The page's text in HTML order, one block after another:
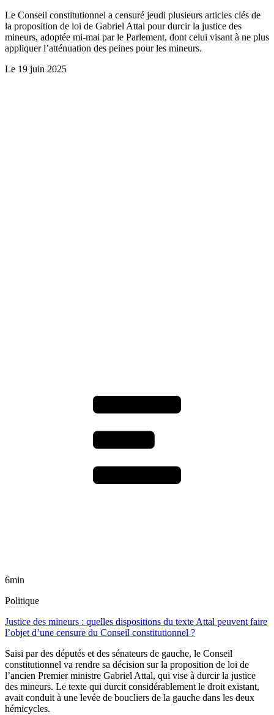
Le Conseil constitutionnel a censuré jeudi plusieurs articles clés de
la proposition de loi de Gabriel Attal pour durcir la justice des
mineurs, adoptée mi-mai par le Parlement, dont celui visant à ne plus
appliquer l’atténuation des peines pour les mineurs.
Le 19 juin 2025
6min
Politique
Justice des mineurs : quelles dispositions du texte Attal peuvent faire
l’objet d’une censure du Conseil constitutionnel ?
Saisi par des députés et des sénateurs de gauche, le Conseil
constitutionnel va rendre sa décision sur la proposition de loi de
l’ancien Premier ministre Gabriel Attal, qui vise à durcir la justice
des mineurs. Le texte qui durcit considérablement le droit existant,
avait conduit à une levée de boucliers de la gauche dans les deux
hémicycles.